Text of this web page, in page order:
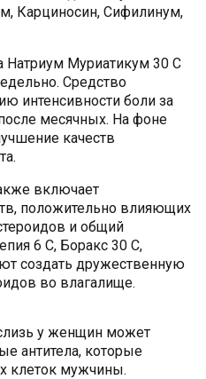
Карциносин, Сифилинум,
Натриум Муриатикум 30 С
Средство
интенсивности боли за
месячных. На фоне
качеств
включает
положительно влияющих
и общий
6 С, Боракс 30 С,
создать дружественную
во влагалище.
у женщин может
антитела, которые
клеток мужчины.